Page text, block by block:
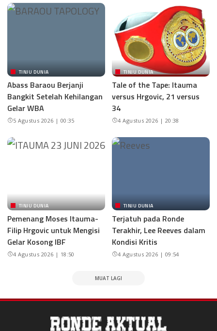
TINJU DUNIA
Abass Baraou Berjanji
Bangkit Setelah Kehilangan
Gelar WBA
5 Agustus 2026 | 00:35
TINJU DUNIA
Tale of the Tape: Itauma
versus Hrgovic, 21 versus
34
4 Agustus 2026 | 20:38
TINJU DUNIA
Pemenang Moses Itauma-
Filip Hrgovic untuk Mengisi
Gelar Kosong IBF
4 Agustus 2026 | 18:50
TINJU DUNIA
Terjatuh pada Ronde
Terakhir, Lee Reeves dalam
Kondisi Kritis
4 Agustus 2026 | 09:54
MUAT LAGI